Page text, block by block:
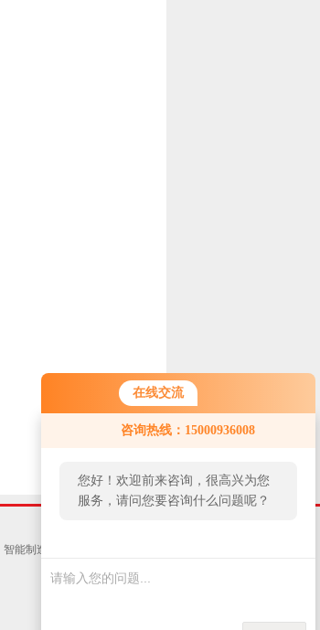
在线交流
咨询热线：15000936008
您好！欢迎前来咨询，很高兴为您
服务，请问您要咨询什么问题呢？
智能制造网